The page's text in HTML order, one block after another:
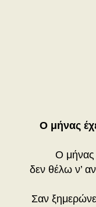
Ο μήνας
Ο μήνας
δεν θέλω ν’
Σαν